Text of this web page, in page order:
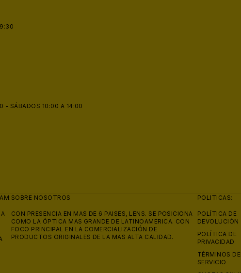
- SÁBADOS 10:00 A 14:00
SOBRE NOSOTROS
CON PRESENCIA EN MAS DE 6 PAISES, LENS. SE POSICIONA
COMO LA ÓPTICA MAS GRANDE DE LATINOAMERICA. CON
FOCO PRINCIPAL EN LA COMERCIALIZACIÓN DE
PRODUCTOS ORIGINALES DE LA MAS ALTA CALIDAD.
POLITICAS:
POLÍTICA DE
DEVOLUCIÓN
POLÍTICA DE
PRIVACIDAD
TÉRMINOS
SERVICIO